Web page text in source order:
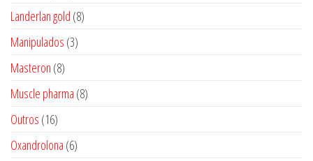
produtos
Landerlan gold 88
Manipulados 33
Masteron 88
produtos
Muscle pharma 88
Outros 1616
produtos
Oxandrolona 66